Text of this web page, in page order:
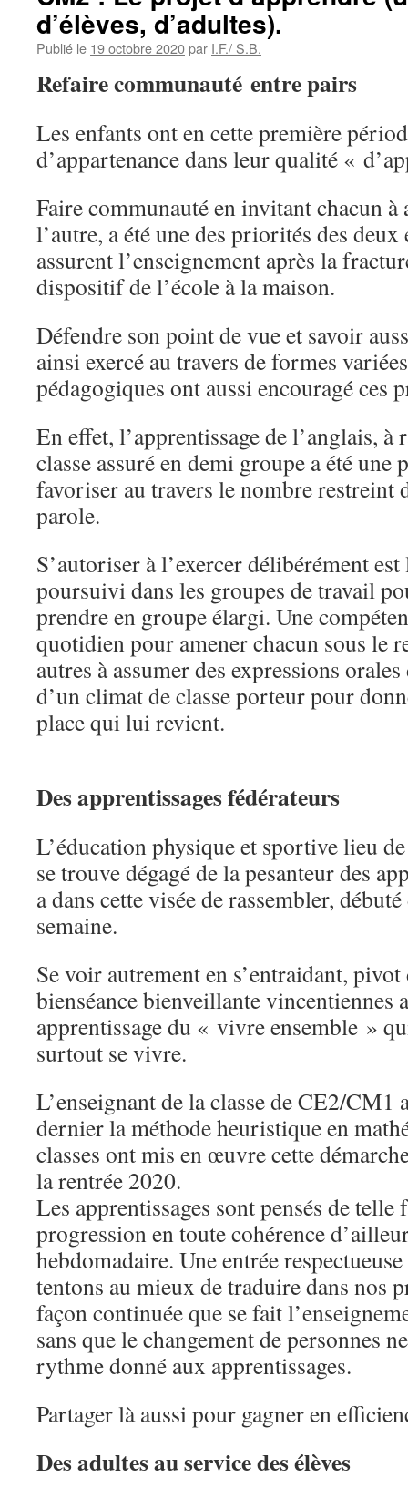
d’élèves, d’adultes).
Publié le 19 octobre 2020par I.F./ S.B.
Refaire communauté entre pairs
Les enfants ont en cette première
d’appartenance dans leur qualité «
Faire communauté en invitant chacun
l’autre, a été une des priorités des
assurent l’enseignement après la
dispositif de l’école à la maison.
Défendre son point de vue et savoir
ainsi exercé au travers de formes
pédagogiques ont aussi encouragé ces
En effet, l’apprentissage de l’anglais, à
classe assuré en demi groupe a été
favoriser au travers le nombre restreint
parole.
S’autoriser à l’exercer délibérément
poursuivi dans les groupes de travail
prendre en groupe élargi. Une
quotidien pour amener chacun sous le
autres à assumer des expressions
d’un climat de classe porteur pour
place qui lui revient.
Des apprentissages fédérateurs
L’éducation physique et sportive lieu
se trouve dégagé de la pesanteur des
a dans cette visée de rassembler,
semaine.
Se voir autrement en s’entraidant, pivot
bienséance bienveillante vincentiennes
apprentissage du « vivre ensemble »
surtout se vivre.
L’enseignant de la classe de CE2/CM1
dernier la méthode heuristique en
classes ont mis en œuvre cette
la rentrée 2020.
Les apprentissages sont pensés de telle
progression en toute cohérence
hebdomadaire. Une entrée
tentons au mieux de traduire dans nos
façon continuée que se fait
sans que le changement de personnes
rythme donné aux apprentissages.
Partager là aussi pour gagner en
Des adultes au service des élèves